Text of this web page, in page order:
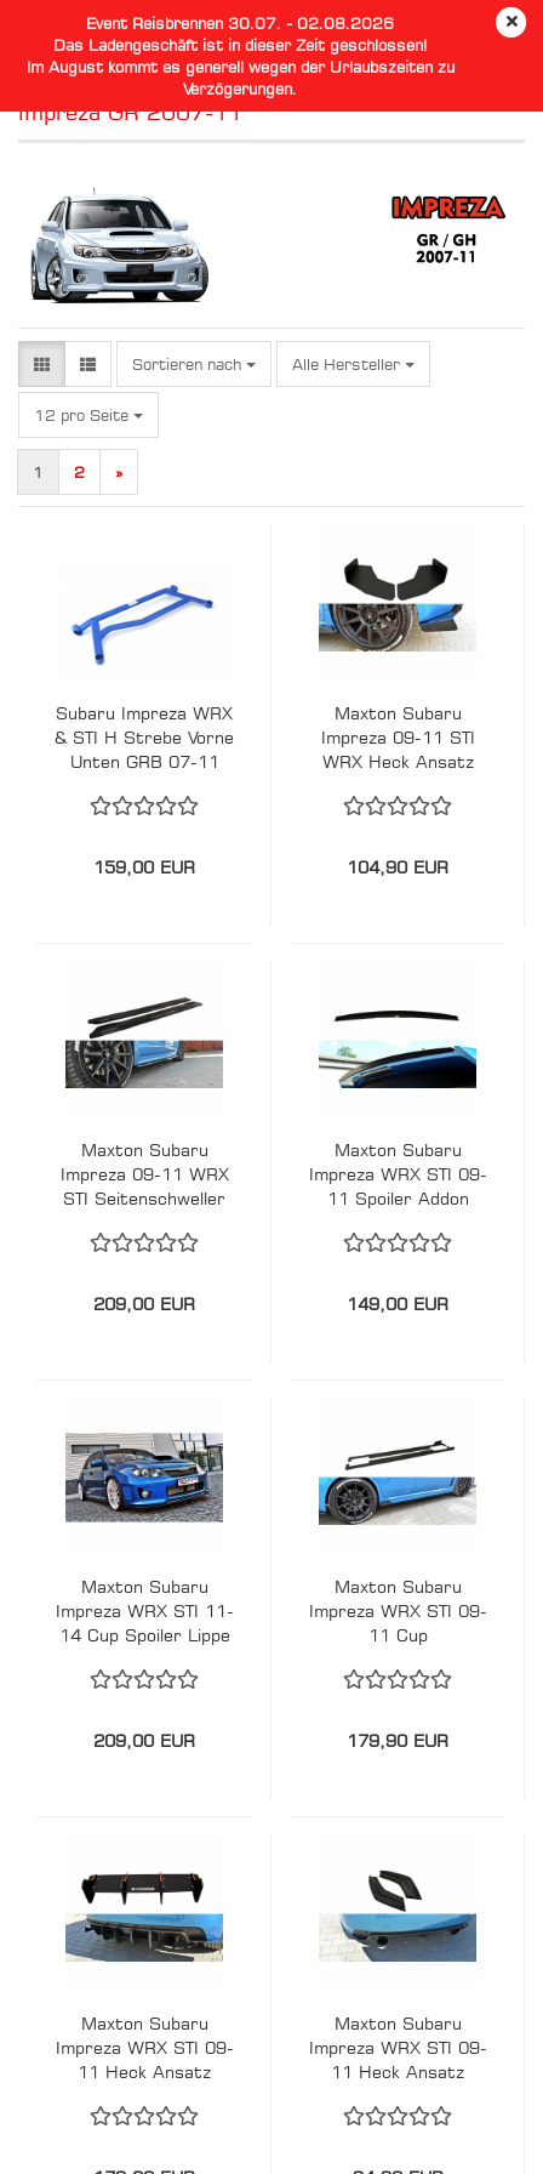
Event Reisbrennen 30.07. - 02.08.2026
Das Ladengeschäft ist in dieser Zeit geschlossen!
Im August kommt es generell wegen der Urlaubszeiten zu
Verzögerungen.
Impreza GR 2007-11
Sortieren nach
Sortieren nach Alle Hersteller
12 pro Seite
pro Seite
1 2 »
Subaru Impreza WRX
& STI H Strebe Vorne
Unten GRB 07-11
159,00 EUR
Maxton Subaru
Impreza 09-11 STI
WRX Heck Ansatz
104,90 EUR
Maxton Subaru
Impreza 09-11 WRX
STI Seitenschweller
209,00 EUR
Maxton Subaru
Impreza WRX STI 09-
11 Spoiler Addon
149,00 EUR
Maxton Subaru
Impreza WRX STI 11-
14 Cup Spoiler Lippe
209,00 EUR
Maxton Subaru
Impreza WRX STI 09-
11 Cup
Ansätze Addons
179,90 EUR
Maxton Subaru
Impreza WRX STI 09-
11 Heck Ansatz
Maxton Subaru
Impreza WRX STI 09-
11 Heck Ansatz